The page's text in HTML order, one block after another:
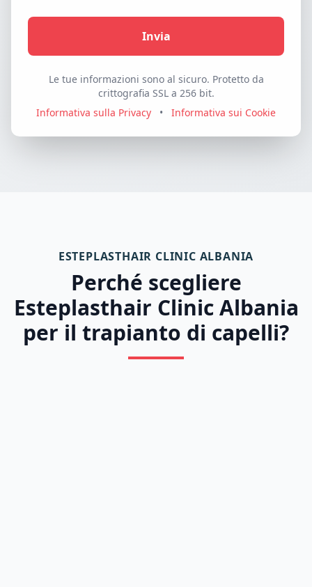
Invia
Le tue informazioni sono al sicuro. Protetto da
crittografia SSL a 256 bit.
Informativa sulla Privacy
• Informativa sui Cookie
ESTEPLASTHAIR CLINIC ALBANIA
Perché scegliere
Esteplasthair Clinic Albania
per il trapianto di capelli?